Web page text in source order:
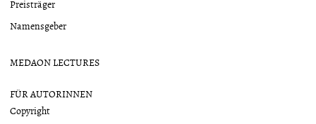
Preisträger
Namensgeber
MEDAON LECTURES
FÜR AUTORINNEN
Copyright